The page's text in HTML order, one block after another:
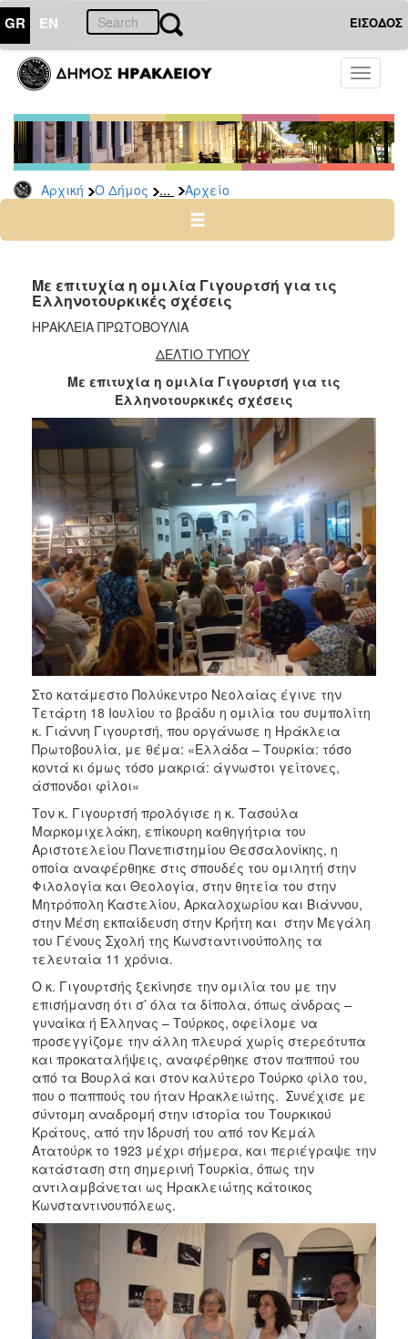
GR EN ΕΙΣΟΔΟΣ
Toggle
Αρχική Ο Δήμος ... Αρχείο
ΔΗΜΟΣ
Δημοτικές
Παρατάξεις
Αρχείο
ΠΟΛΙΤΙΣΜΟΣ
Με επιτυχία η ομιλία Γιγουρτσή για τις
Ελληνοτουρκικές σχέσεις
ΗΡΑΚΛΕΙΑ ΠΡΩΤΟΒΟΥΛΙΑ
ΔΕΛΤΙΟ ΤΥΠΟΥ
Με επιτυχία η ομιλία Γιγουρτσή για τις
Ελληνοτουρκικές σχέσεις
Στο κατάμεστο Πολύκεντρο Νεολαίας έγινε την
Τετάρτη 18 Ιουλίου το βράδυ η ομιλία του συμπολίτη
κ. Γιάννη Γιγουρτσή, που οργάνωσε η Ηράκλεια
Πρωτοβουλία, με θέμα: «Ελλάδα – Τουρκία: τόσο
κοντά κι όμως τόσο μακριά: άγνωστοι γείτονες,
άσπονδοι φίλοι»
Τον κ. Γιγουρτσή προλόγισε η κ. Τασούλα
Μαρκομιχελάκη, επίκουρη καθηγήτρια του
Αριστοτελείου Πανεπιστημίου Θεσσαλονίκης, η
οποία αναφέρθηκε στις σπουδές του ομιλητή στην
Φιλολογία και Θεολογία, στην θητεία του στην
Μητρόπολη Καστελίου, Αρκαλοχωρίου και Βιάννου,
στην Μέση εκπαίδευση στην Κρήτη και στην Μεγάλη
του Γένους Σχολή της Κωνσταντινούπολης τα
τελευταία 11 χρόνια.
Ο κ. Γιγουρτσής ξεκίνησε την ομιλία του με την
επισήμανση ότι σ’ όλα τα δίπολα, όπως άνδρας –
γυναίκα ή Έλληνας – Τούρκος, οφείλομε να
προσεγγίζομε την άλλη πλευρά χωρίς στερεότυπα
και προκαταλήψεις, αναφέρθηκε στον παππού του
από τα Βουρλά και στον καλύτερο Τούρκο φίλο του,
που ο παππούς του ήταν Ηρακλειώτης. Συνέχισε με
σύντομη αναδρομή στην ιστορία του Τουρκικού
Κράτους, από την Ίδρυσή του από τον Κεμάλ
Ατατούρκ το 1923 μέχρι σήμερα, και περιέγραψε την
κατάσταση στη σημερινή Τουρκία, όπως την
αντιλαμβάνεται ως Ηρακλειώτης κάτοικος
Κωνσταντινουπόλεως.